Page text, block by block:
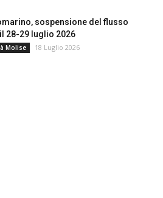
sospensione del flusso
28-29 luglio 2026
Molise 18 Luglio 2026